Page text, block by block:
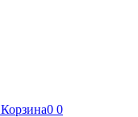
Корзина0 0